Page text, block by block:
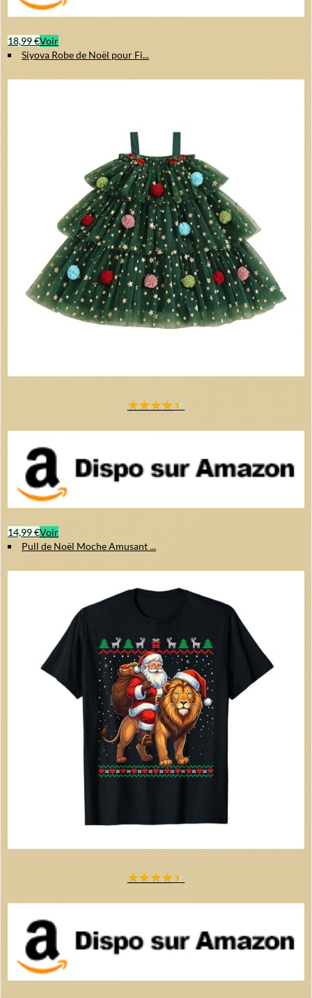
18,99 €Voir
Siyova Robe de Noël pour Fi...
★★★★★
14,99 €Voir
Pull de Noël Moche Amusant ...
★★★★★